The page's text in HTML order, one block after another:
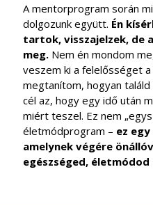
A mentorprogram során
dolgozunk együtt. Én
tartok, visszajelzek, de
meg. Nem én mondom
veszem ki a felelősséget
megtanítom, hogyan
cél az, hogy egy idő után
miért teszel. Ez nem
életmódprogram – ez
amelynek végére
egészséged,